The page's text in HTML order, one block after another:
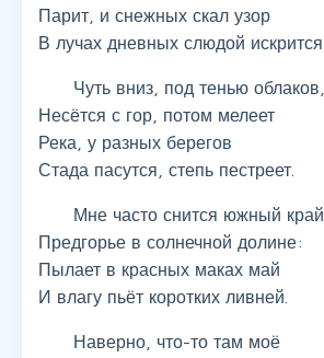
Парит, и снежных скал узор
В лучах дневных слюдой искрится.
Чуть вниз, под тенью облаков,
Несётся с гор, потом мелеет
Река, у разных берегов
Стада пасутся, степь пестреет.
Мне часто снится южный край,
Предгорье в солнечной долине:
Пылает в красных маках май
И влагу пьёт коротких ливней.
Наверно, что-то там моё